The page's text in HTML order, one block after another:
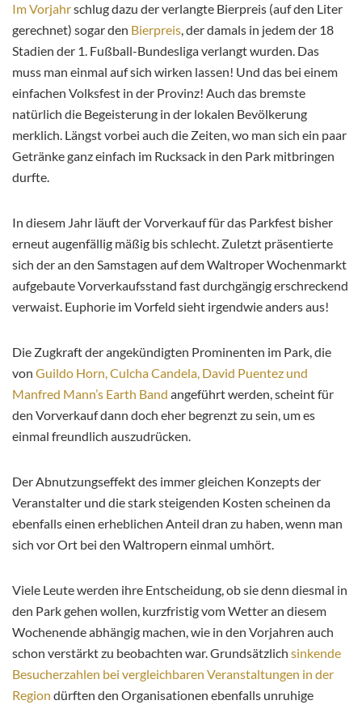
Im Vorjahrschlug dazu der verlangte Bierpreis (auf den Liter
gerechnet) sogar den Bierpreis, der damals in jedem der 18
Stadien der 1. Fußball-Bundesliga verlangt wurden. Das
muss man einmal auf sich wirken lassen! Und das bei einem
einfachen Volksfest in der Provinz! Auch das bremste
natürlich die Begeisterung in der lokalen Bevölkerung
merklich. Längst vorbei auch die Zeiten, wo man sich ein paar
Getränke ganz einfach im Rucksack in den Park mitbringen
durfte.
In diesem Jahr läuft der Vorverkauf für das Parkfest bisher
erneut augenfällig mäßig bis schlecht. Zuletzt präsentierte
sich der an den Samstagen auf dem Waltroper Wochenmarkt
aufgebaute Vorverkaufsstand fast durchgängig erschreckend
verwaist. Euphorie im Vorfeld sieht irgendwie anders aus!
Die Zugkraft der angekündigten Prominenten im Park, die
von Guildo Horn, Culcha Candela, David Puentez und
Manfred Mann’s Earth Band angeführt werden, scheint für
den Vorverkauf dann doch eher begrenzt zu sein, um es
einmal freundlich auszudrücken.
Der Abnutzungseffekt des immer gleichen Konzepts der
Veranstalter und die stark steigenden Kosten scheinen da
ebenfalls einen erheblichen Anteil dran zu haben, wenn man
sich vor Ort bei den Waltropern einmal umhört.
Viele Leute werden ihre Entscheidung, ob sie denn diesmal in
den Park gehen wollen, kurzfristig vom Wetter an diesem
Wochenende abhängig machen, wie in den Vorjahren auch
schon verstärkt zu beobachten war. Grundsätzlich sinkende
Besucherzahlen bei vergleichbaren Veranstaltungen in der
Region dürften den Organisationen ebenfalls unruhige